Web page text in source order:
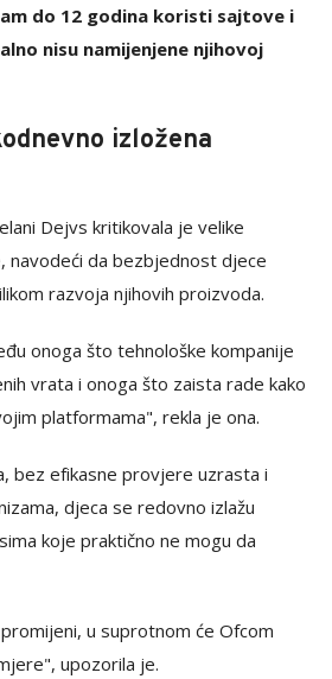
do 12 godina koristi sajtove i
nisu namijenjene njihovoj
izložena
Dejvs kritikovala je velike
navodeći da bezbjednost djece
razvoja njihovih proizvoda.
onoga što tehnološke kompanije
vrata i onoga što zaista rade kako
platformama", rekla je ona.
bez efikasne provjere uzrasta i
djeca se redovno izlažu
koje praktično ne mogu da
u suprotnom će Ofcom
upozorila je.